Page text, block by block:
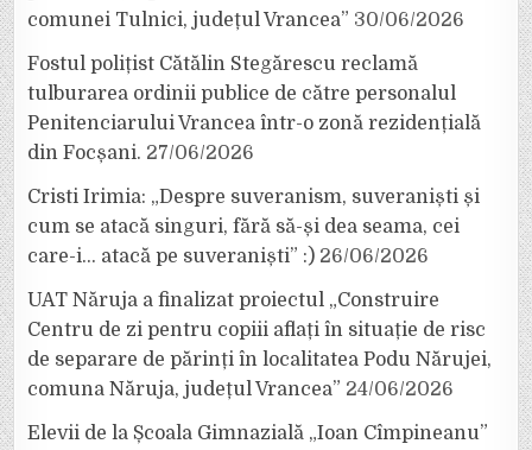
comunei Tulnici, județul Vrancea” 30/06/2026
Fostul polițist Cătălin Stegărescu reclamă
tulburarea ordinii publice de către personalul
Penitenciarului Vrancea într-o zonă rezidențială
din Focșani. 27/06/2026
Cristi Irimia: „Despre suveranism, suveraniști și
cum se atacă singuri, fără să-și dea seama, cei
care-i… atacă pe suveraniști” :) 26/06/2026
UAT Năruja a finalizat proiectul „Construire
Centru de zi pentru copiii aflați în situație de risc
de separare de părinți în localitatea Podu Nărujei,
comuna Năruja, județul Vrancea” 24/06/2026
Elevii de la Școala Gimnazială „Ioan Cîmpineanu”